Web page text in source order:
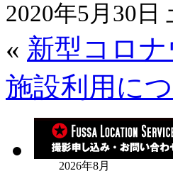
2020年5月30日
« 新型コロ
施設利用に
2026年8月